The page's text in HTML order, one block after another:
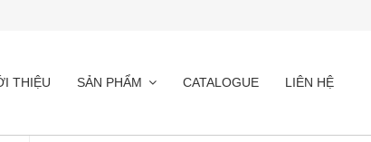
THIỆU SẢN PHẨM CATALOGUE LIÊN HỆ